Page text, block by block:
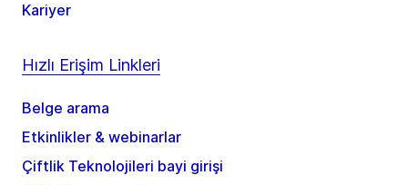
Kariyer
Hızlı Erişim Linkleri
Belge arama
Etkinlikler & webinarlar
Çiftlik Teknolojileri bayi girişi